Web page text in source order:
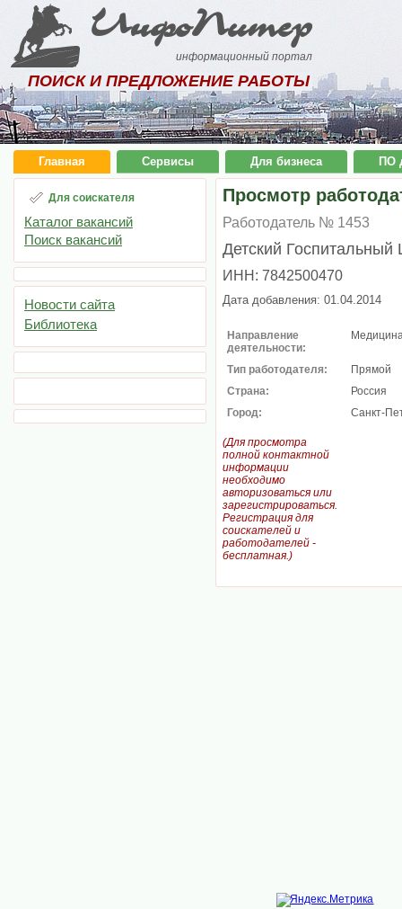
ИнфоПитер
информационный портал
ПОИСК И ПРЕДЛОЖЕНИЕ РАБОТЫ
Главная Сервисы Для бизнеса ПО
Для соискателя
Каталог вакансий
Поиск вакансий
Новости сайта
Библиотека
Просмотр
Работодатель № 1453
Детский Госпитальный
ИНН: 7842500470
Дата добавления: 01.04.2014
Направление
деятельности:
Тип работодателя:
Прямой
Страна:
Россия
Город:
Санкт-
(Для просмотра
полной контактной
информации
необходимо
авторизоваться или
зарегистрироваться.
Регистрация для
соискателей и
работодателей -
бесплатная.)